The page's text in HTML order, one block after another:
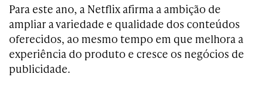
Para este ano, a Netflix afirma a ambição de
ampliar a variedade e qualidade dos conteúdos
oferecidos, ao mesmo tempo em que melhora a
experiência do produto e cresce os negócios de
publicidade.